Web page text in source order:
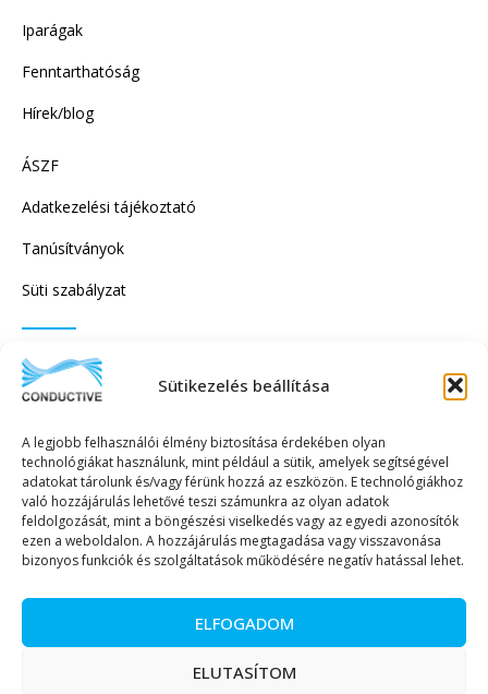
Sütikezelés beállítása
A legjobb felhasználói élmény biztosítása érdekében olyan
technológiákat használunk, mint például a sütik, amelyek segítségével
adatokat tárolunk és/vagy férünk hozzá az eszközön. E technológiákhoz
való hozzájárulás lehetővé teszi számunkra az olyan adatok
feldolgozását, mint a böngészési viselkedés vagy az egyedi azonosítók
ezen a weboldalon. A hozzájárulás megtagadása vagy visszavonása
bizonyos funkciók és szolgáltatások működésére negatív hatással lehet.
ELFOGADOM
ELUTASÍTOM
Iparágak
Fenntarthatóság
Hírek/blog
ÁSZF
Adatkezelési tájékoztató
Tanúsítványok
Süti szabályzat
IRATKOZZON FEL HÍRLEVELÜNKRE!
KÜLDÉS
Copyright © 2023. Minden jog fenntartva. – Conductive Kereskedelmi és